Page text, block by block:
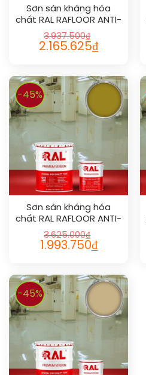
Sơn sàn kháng hóa
chất RAL RAFLOOR ANTI-
CHEM 1023
3.937.500₫
2.165.625₫
-45%
Sơn sàn kháng hóa
chất RAL RAFLOOR ANTI-
CHEM 1027
3.625.000₫
1.993.750₫
-45%